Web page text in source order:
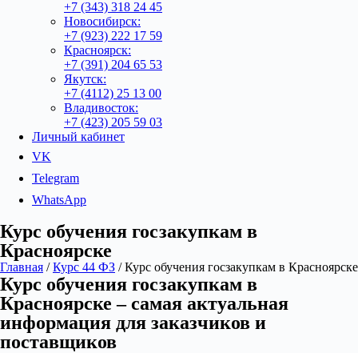
+7 (343) 318 24 45
Новосибирск:
+7 (923) 222 17 59
Красноярск:
+7 (391) 204 65 53
Якутск:
+7 (4112) 25 13 00
Владивосток:
+7 (423) 205 59 03
Личный кабинет
VK
Telegram
WhatsApp
Курс обучения госзакупкам в
Красноярске
Главная /Курс 44 ФЗ / Курс обучения госзакупкам в Красноярске
Курс обучения госзакупкам в
Красноярске – самая актуальная
информация для заказчиков и
поставщиков